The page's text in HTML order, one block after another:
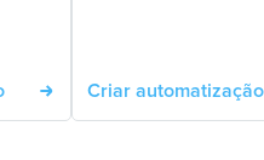
Criar automatização